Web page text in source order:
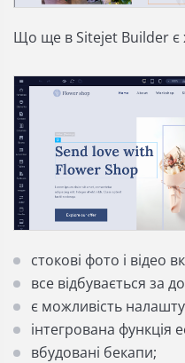
Що ще в Sitejet Builder є
стокові фото і відео
все відбувається за
є можливість
інтегрована функція
вбудовані бекапи;